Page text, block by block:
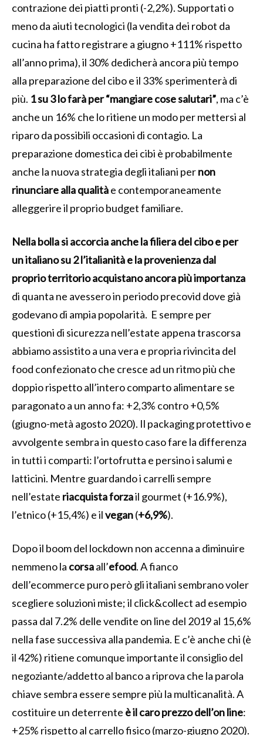
contrazione dei piatti pronti (-2,2%). Supportati o
meno da aiuti tecnologici (la vendita dei robot da
cucina ha fatto registrare a giugno +111% rispetto
all’anno prima), il 30% dedicherà ancora più tempo
alla preparazione del cibo e il 33% sperimenterà di
più. 1 su 3 lo farà per “mangiare cose salutari”, ma c’è
anche un 16% che lo ritiene un modo per mettersi al
riparo da possibili occasioni di contagio. La
preparazione domestica dei cibi è probabilmente
anche la nuova strategia degli italiani pernon
rinunciare alla qualitàe contemporaneamente
alleggerire il proprio budget familiare.
Nella bolla si accorcia anche la filiera del cibo e per
un italiano su 2 l’italianità e la provenienza dal
proprio territorio acquistano ancora più importanza
di quanta ne avessero in periodo precovid dove già
godevano di ampia popolarità. E sempre per
questioni di sicurezza nell’estate appena trascorsa
abbiamo assistito a una vera e propria rivincita del
food confezionato che cresce ad un ritmo più che
doppio rispetto all’intero comparto alimentare se
paragonato a un anno fa: +2,3% contro +0,5%
(giugno-metà agosto 2020). Il packaging protettivo e
avvolgente sembra in questo caso fare la differenza
in tutti i comparti: l’ortofrutta e persino i salumi e
latticini. Mentre guardando i carrelli sempre
nell’estate riacquistaforzail gourmet (+16.9%),
l’etnico (+15,4%) e ilvegan(+6,9%).
Dopo il boom del lockdown non accenna a diminuire
nemmeno la corsaall’efood. A fianco
dell’ecommerce puro però gli italiani sembrano voler
scegliere soluzioni miste; il click&collect ad esempio
passa dal 7.2% delle vendite on line del 2019 al 15,6%
nella fase successiva alla pandemia. E c’è anche chi (è
il 42%) ritiene comunque importante il consiglio del
negoziante/addetto al banco a riprova che la parola
chiave sembra essere sempre più la multicanalità. A
costituire un deterrente è il caro prezzo dell’on line:
+25% rispetto al carrello fisico (marzo-giugno 2020).